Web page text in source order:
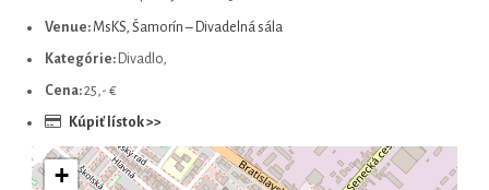
Venue: MsKS, Šamorín – Divadelná sála
Kategórie: Divadlo,
Cena:25,- €
Kúpiť lístok >>
+